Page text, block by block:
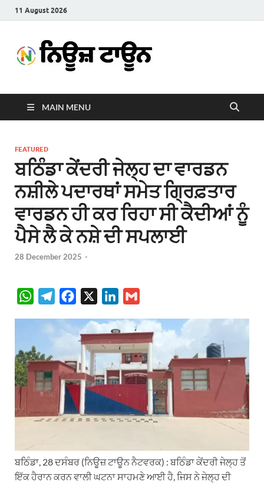
11 August 2026
Town
MAIN MENU
FEATURED
ਬਠਿੰਡਾ ਕੇਂਦਰੀ ਜੇਲ੍ਹ ਦਾ ਵਾਰਡਨ
ਨਸ਼ੀਲੇ ਪਦਾਰਥਾਂ ਸਮੇਤ ਗ੍ਰਿਫ਼ਤਾਰ
ਵਾਰਡਨ ਹੀ ਕਰ ਰਿਹਾ ਸੀ ਕੈਦੀਆਂ ਨੂੰ
ਪੈਸੇ ਲੈ ਕੇ ਨਸ਼ੇ ਦੀ ਸਪਲਾਈ
28 December 2025 -
W
t
s
A
p
g
a
m
c
b
o
o
k
n
k
e
d
I
n
a
i
l
ਬਠਿੰਡਾ, 28 ਦਸੰਬਰ (ਨਿਊਜ਼ ਟਾਊਨ ਨੈਟਵਰਕ) : ਬਠਿੰਡਾ ਕੇਂਦਰੀ ਜੇਲ੍ਹ ਤੋਂ
ਇੱਕ ਹੈਰਾਨ ਕਰਨ ਵਾਲੀ ਘਟਨਾ ਸਾਹਮਣੇ ਆਈ ਹੈ, ਜਿਸ ਨੇ ਜੇਲ੍ਹ ਦੀ